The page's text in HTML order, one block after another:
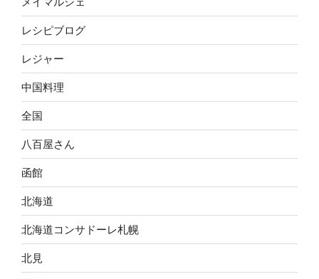
レシピブログ
レジャー
中国料理
全国
八百屋さん
函館
北海道
北海道コンサドーレ札幌
北見